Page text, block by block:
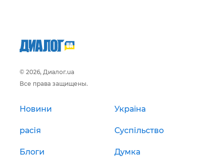
© 2026, Диалог.ua
Все права защищены.
Новини Україна
расія Суспільство
Блоги Думка